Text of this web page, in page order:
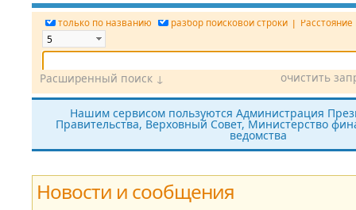
только по названию разбор поисковой строки |
Номер док. Дата
Принявший орган Источник (САЗ)
все редакции показать утратившие силу без
очистить
Расширенный поиск ↓
Нашим сервисом пользуются Администрация
Правительства, Верховный Совет, Министерство
ведомства
Новости и сообщения